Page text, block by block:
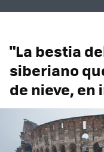
"La bestia
siberiano
de nieve, en